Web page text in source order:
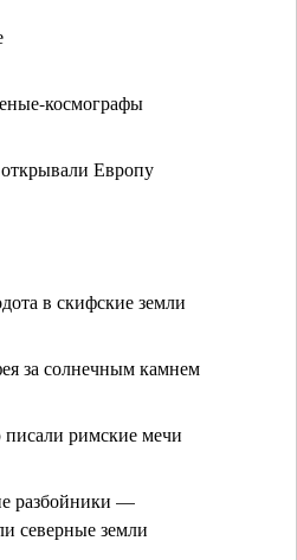
космографы
Европу
в скифские земли
за солнечным камнем
римские мечи
разбойники —
северные земли